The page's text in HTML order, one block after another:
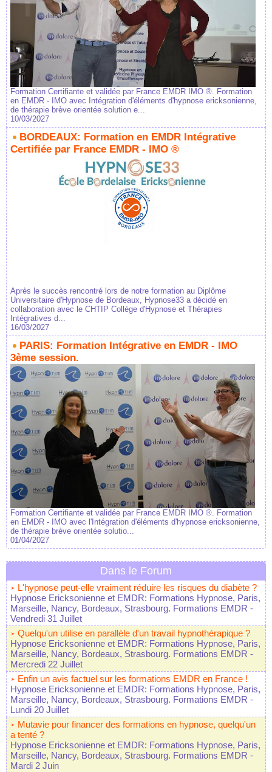
Formation Certifiante et validée par France EMDR IMO ®. Formation
en EMDR - IMO avec Intégration d'éléments d'hypnose ericksonienne,
de thérapie brève orientée solution e...
10/03/2027
BORDEAUX: Formation en EMDR Intégrative
Certifiée par France EMDR - IMO ®
Après le succès rencontré lors de notre formation au Diplôme
Universitaire d'Hypnose de Bordeaux, Hypnose33 a décidé en
collaboration avec le CHTIP Collège d'Hypnose et Thérapies
Intégratives d...
16/03/2027
PARIS: Formation Intégrative en EMDR - IMO
3ème session.
Formation Certifiante et validée par France EMDR IMO ®. Formation
en EMDR - IMO avec l'Intégration d'éléments d'hypnose ericksonienne,
de thérapie brève orientée solutio...
01/04/2027
Dans le Forum
L'hypnose peut-elle vraiment réduire les risques du diabète ?
Hypnose Ericksonienne et EMDR: Formations Hypnose, Paris,
Marseille, Nancy, Bordeaux, Strasbourg. Formations EMDR -
Vendredi 31 Juillet
Quelqu'un utilise en parallèle d'un travail hypnothérapique ?
Hypnose Ericksonienne et EMDR: Formations Hypnose, Paris,
Marseille, Nancy, Bordeaux, Strasbourg. Formations EMDR -
Mercredi 22 Juillet
Enfin un avis factuel sur les formations EMDR en France !
Hypnose Ericksonienne et EMDR: Formations Hypnose, Paris,
Marseille, Nancy, Bordeaux, Strasbourg. Formations EMDR -
Lundi 20 Juillet
Mutavie pour financer des formations en hypnose, quelqu'un
a tenté ?
Hypnose Ericksonienne et EMDR: Formations Hypnose, Paris,
Marseille, Nancy, Bordeaux, Strasbourg. Formations EMDR -
Mardi 2 Juin